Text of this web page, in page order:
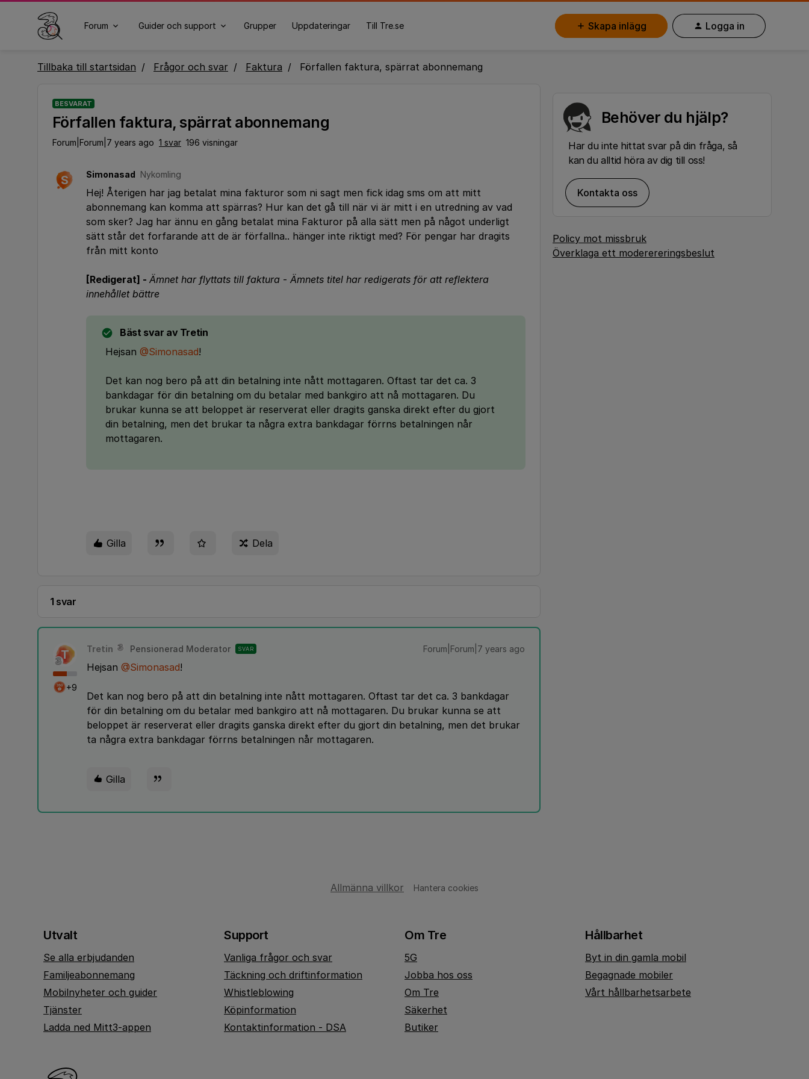
Forum Guider och support Grupper Uppdateringar Till Tre.se Skapa inlägg Logga in
Tillbaka till startsidan Frågor och svar Faktura Förfallen faktura, spärrat abonnemang
BESVARAT
Förfallen faktura, spärrat abonnemang
Forum|Forum|7 years ago 1 svar 196 visningar
S Simonasad Nykomling
Hej! Återigen har jag betalat mina fakturor som ni sagt men fick idag sms om att mitt
abonnemang kan komma att spärras? Hur kan det gå till när vi är mitt i en utredning av vad
som sker? Jag har ännu en gång betalat mina Fakturor på alla sätt men på något underligt
sätt står det forfarande att de är förfallna.. hänger inte riktigt med? För pengar har dragits
från mitt konto
[Redigerat] - Ämnet har flyttats till faktura - Ämnets titel har redigerats för att reflektera
innehållet bättre
Bäst svar av Tretin
Hejsan @Simonasad!
Det kan nog bero på att din betalning inte nått mottagaren. Oftast tar det ca. 3
bankdagar för din betalning om du betalar med bankgiro att nå mottagaren. Du
brukar kunna se att beloppet är reserverat eller dragits ganska direkt efter du gjort
din betalning, men det brukar ta några extra bankdagar förrns betalningen når
mottagaren.
Gilla Dela
1 svar
T
+9
Tretin Pensionerad Moderator SVAR Forum|Forum|7 years ago
Hejsan @Simonasad!
Det kan nog bero på att din betalning inte nått mottagaren. Oftast tar det ca. 3 bankdagar
för din betalning om du betalar med bankgiro att nå mottagaren. Du brukar kunna se att
beloppet är reserverat eller dragits ganska direkt efter du gjort din betalning, men det brukar
ta några extra bankdagar förrns betalningen når mottagaren.
Gilla
Behöver du hjälp?
Har du inte hittat svar på din fråga, så
kan du alltid höra av dig till oss!
Kontakta oss
Policy mot missbruk
Överklaga ett moderereringsbeslut
Allmänna villkor Hantera cookies
Utvalt
Se alla erbjudanden
Familjeabonnemang
Mobilnyheter och guider
Tjänster
Ladda ned Mitt3-appen
Support
Vanliga frågor och svar
Täckning och driftinformation
Whistleblowing
Köpinformation
Kontaktinformation - DSA
Om Tre
5G
Jobba hos oss
Om Tre
Säkerhet
Butiker
Hållbarhet
Byt in din gamla mobil
Begagnade mobiler
Vårt hållbarhetsarbete